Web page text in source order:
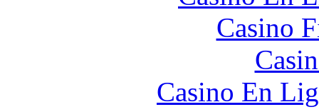
Casino
Casino En